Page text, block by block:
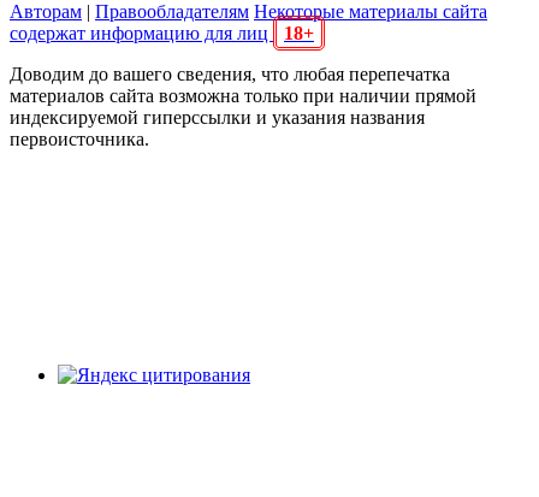
Авторам | Правообладателям Некоторые материалы сайта
содержат информацию для лиц
18+
Доводим до вашего сведения, что любая перепечатка
материалов сайта возможна только при наличии прямой
индексируемой гиперссылки и указания названия
первоисточника.